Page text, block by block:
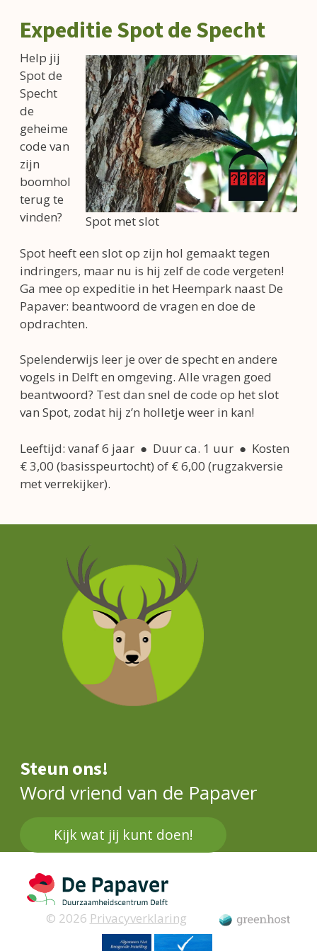
Expeditie Spot de Specht
Spot met slot
Help jij
Spot de
Specht
de
geheime
code van
zijn
boomhol
terug te
vinden?
Spot heeft een slot op zijn hol gemaakt tegen
indringers, maar nu is hij zelf de code vergeten!
Ga mee op expeditie in het Heempark naast De
Papaver: beantwoord de vragen en doe de
opdrachten.
Spelenderwijs leer je over de specht en andere
vogels in Delft en omgeving. Alle vragen goed
beantwoord? Test dan snel de code op het slot
van Spot, zodat hij z’n holletje weer in kan!
Leeftijd: vanaf 6 jaar ● Duur ca. 1 uur ● Kosten
€ 3,00 (basisspeurtocht) of € 6,00 (rugzakversie
met verrekijker).
Steun ons!
Word vriend van de Papaver
Kijk wat jij kunt doen!
© 2026 Privacyverklaring